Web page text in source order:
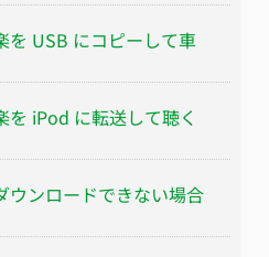
USB にコピーして車
iPod に転送して聴く
ンロードできない場合